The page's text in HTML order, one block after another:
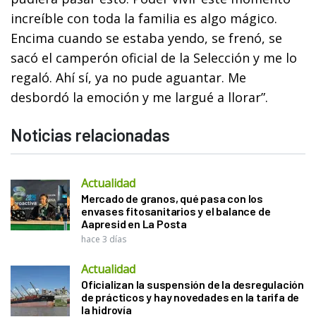
increíble con toda la familia es algo mágico.
Encima cuando se estaba yendo, se frenó, se
sacó el camperón oficial de la Selección y me lo
regaló. Ahí sí, ya no pude aguantar. Me
desbordó la emoción y me largué a llorar”.
Noticias relacionadas
Actualidad
Mercado de granos, qué pasa con los
envases fitosanitarios y el balance de
Aapresid en La Posta
hace 3 días
Actualidad
Oficializan la suspensión de la desregulación
de prácticos y hay novedades en la tarifa de
la hidrovía